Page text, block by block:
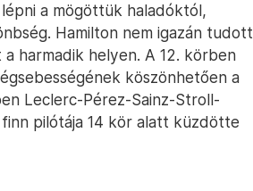
a mögöttük haladóktól,
Hamilton nem igazán tudott
harmadik helyen. A 12. körben
köszönhetően a
Leclerc-Pérez-Sainz-Stroll-
pilótája 14 kör alatt küzdötte